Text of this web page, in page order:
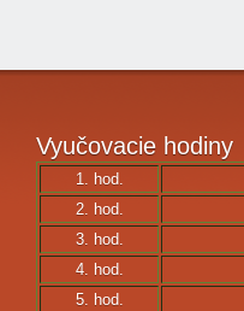
Vyučovacie hodiny
1. hod.
2. hod.
3. hod.
4. hod.
5. hod.